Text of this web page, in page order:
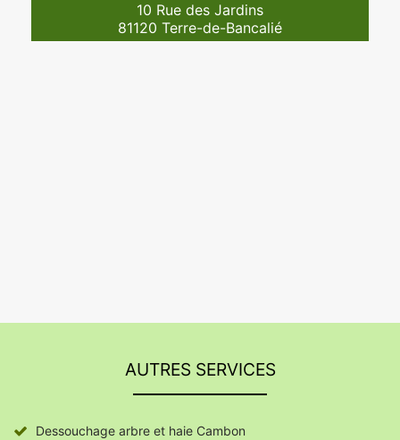
10 Rue des Jardins
81120 Terre-de-Bancalié
AUTRES SERVICES
Dessouchage arbre et haie Cambon